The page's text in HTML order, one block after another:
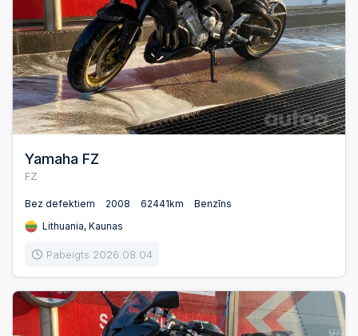
Yamaha FZ
FZ
Bez defektiem 2008 62441km
Benzīns
Lithuania, Kaunas
Pabeigts 2026.08.04